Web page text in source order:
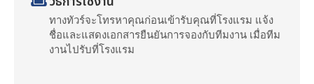
ทางทัวร์จะโทรหาคุณก่อนเข้ารับคุณที่โรงแรม แจ้ง
ชื่อและแสดงเอกสารยืนยันการจองกับทีมงาน เมื่อทีม
งานไปรับที่โรงแรม